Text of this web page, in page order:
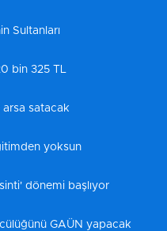
Sultanları
bin 325 TL
arsa satacak
yoksun
dönemi başlıyor
GAÜN yapacak